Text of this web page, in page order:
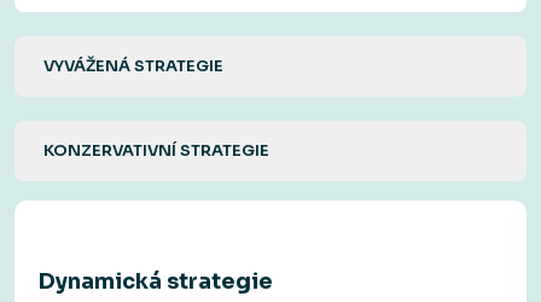
VYVÁŽENÁ STRATEGIE
KONZERVATIVNÍ STRATEGIE
Dynamická strategie